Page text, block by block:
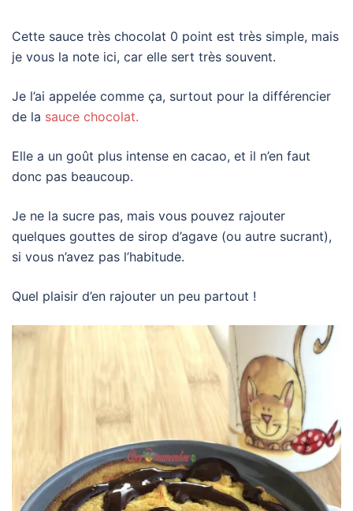
Cette sauce très chocolat 0 point est très simple, mais
je vous la note ici, car elle sert très souvent.
Je l’ai appelée comme ça, surtout pour la différencier
de la sauce chocolat.
Elle a un goût plus intense en cacao, et il n’en faut
donc pas beaucoup.
Je ne la sucre pas, mais vous pouvez rajouter
quelques gouttes de sirop d’agave (ou autre sucrant),
si vous n’avez pas l’habitude.
Quel plaisir d’en rajouter un peu partout !